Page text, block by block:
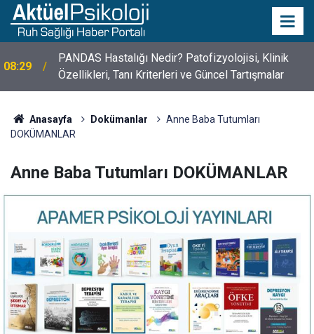
10:30
10 Mayıs Psikologlar Günü Nasıl Ortaya Çıktı? 10
Mayıs Tarihinin Hikayesi
Anasayfa Dokümanlar
Anne Baba Tutumları
DOKÜMANLAR
Anne Baba Tutumları DOKÜMANLAR